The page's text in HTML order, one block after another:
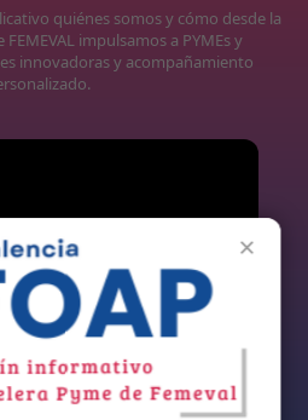
quiénes somos y cómo desde la
impulsamos a PYMEs y
innovadoras y acompañamiento
×